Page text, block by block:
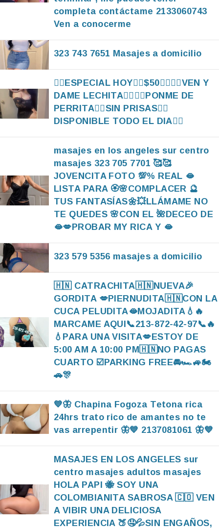
completa contáctame 2133060743
Ven a conocerme
323 743 7651 Masajes a domicilio
❤‍🔥ESPECIAL HOY❤‍🔥$50❤‍🔥❤‍🔥VEN Y
DAME LECHITA❤‍🔥❤‍🔥PONME DE
PERRITA❤‍🔥SIN PRISAS❤‍🔥
DISPONIBLE TODO EL DIA❤‍🔥
masajes en los angeles sur centro
masajes 323 705 7701 🥰🥰
JOVENCITA FOTO 💯% REAL 🫦
LISTA PARA 🏵🌸COMPLACER 🔮
TUS FANTASÍAS🌼💥LLÁMAME NO
TE QUEDES 🌸CON EL 🌺DECEO DE
🫦💋PROBAR MY RICA Y 🫦
323 579 5356 masajes a domicilio
🇭🇳 CATRACHITA🇭🇳NUEVA🎉
GORDITA 💋PIERNUDITA🇭🇳CON LA
CUCA PELUDITA🫦MOJADITA💧🔥
MARCAME AQUI📞213-872-42-97📞🔥
💧PARA UNA VISITA💋ESTOY DE
5:00 AM A 10:00 PM🇭🇳NO PAGAS
CUARTO ☑️PARKING FREE🚘🏎🚙🏍
🚗🎊
💙🦋 Chapina Fogoza Tetona rica
24hrs trato rico de amantes no te
vas arrepentir 🦋💙 2137081061 🦋💙
MASAJES EN LOS ANGELES sur
centro masajes adultos masajes
HOLA PAPI 🐝 SOY UNA
COLOMBIANITA SABROSA 🇨🇴 VEN
A VIBIR UNA DELICIOSA
EXPERIENCIA 🍑🤤💦SIN ENGAÑOS,